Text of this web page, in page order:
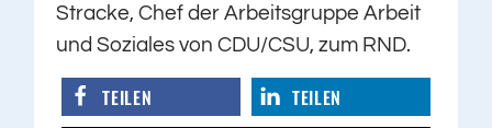
Stracke, Chef der Arbeitsgruppe Arbeit
und Soziales von CDU/CSU, zum RND.
TEILEN
TEILEN